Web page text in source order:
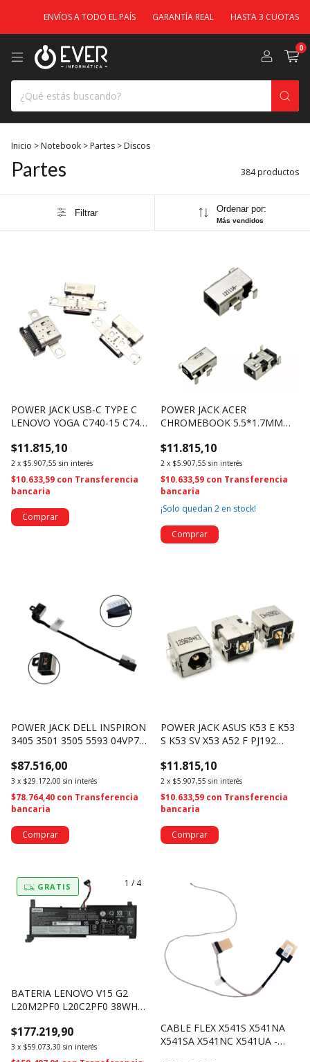
ENVÍOS A TODO EL PAÍS GARANTÍA REAL HASTA 3 CUOTAS ENVÍOS
0
Inicio > Notebook > Partes > Discos
Partes 384 productos
Filtrar Ordenar por:
Más vendidos
POWER JACK USB-C TYPE C
LENOVO YOGA C740-15 C740-
$11.815,10
2 x $5.907,55 sin interés
$10.633,59 con Transferencia
bancaria
POWER JACK ACER
CHROMEBOOK 5.5*1.7MM
$11.815,10
2 x $5.907,55 sin interés
$10.633,59 con Transferencia
bancaria
¡Solo quedan 2 en stock!
POWER JACK DELL INSPIRON
3405 3501 3505 5593 04VP7C
$87.516,00
3 x $29.172,00 sin interés
$78.764,40 con Transferencia
bancaria
POWER JACK ASUS K53 E K53
S K53 SV X53 A52 F PJ192
$11.815,10
2 x $5.907,55 sin interés
$10.633,59 con Transferencia
bancaria
1 / 4
GRATIS
BATERIA LENOVO V15 G2
L20M2PF0 L20C2PF0 38WH
$177.219,90
3 x $59.073,30 sin interés
CABLE FLEX X541S X541NA
X541SA X541NC X541UA -